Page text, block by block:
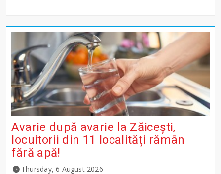
Avarie după avarie la Zăicești,
locuitorii din 11 localități rămân
fără apă!
Thursday, 6 August 2026